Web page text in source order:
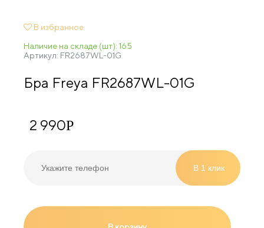
Наличие на складе (шт): 165
В избранное
Бра Freya FR2687WL-01G
2 990Р
Артикул: FR2687WL-01G